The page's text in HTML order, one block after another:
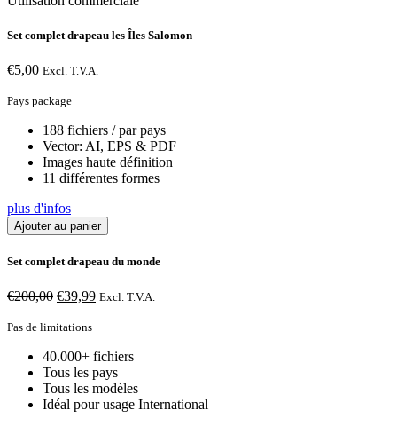
Set complet drapeau les Îles Salomon
€5,00 Excl. T.V.A.
Pays package
188 fichiers / par pays
Vector: AI, EPS & PDF
Images haute définition
11 différentes formes
plus d'infos
Ajouter au panier
Set complet drapeau du monde
€200,00 Le
initial
€200,00.
€39,99Le
€39,99.
Excl. T.V.A.
Pas de limitations
40.000+ fichiers
Tous les pays
Tous les modèles
Idéal pour usage International